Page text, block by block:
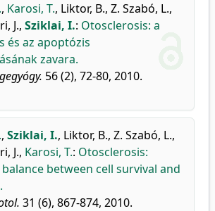
, Karosi, T., Liktor, B., Z. Szabó, L.,
J., Sziklai, I.: Otosclerosis: a
és az apoptózis
zavara.
56 (2), 72-80, 2010.
, Sziklai, I., Liktor, B., Z. Szabó, L.,
J., Karosi, T.: Otosclerosis:
between cell survival and
31 (6), 867-874, 2010.